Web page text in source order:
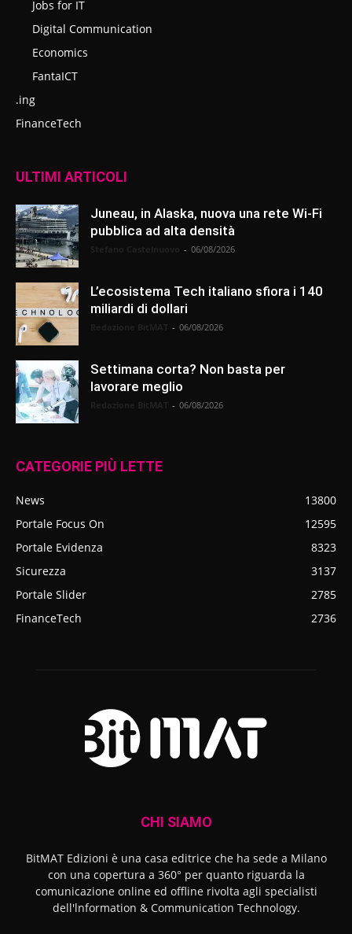
Jobs for IT
Digital Communication
Economics
FantaICT
.ing
FinanceTech
ULTIMI ARTICOLI
Juneau, in Alaska, nuova una rete Wi-Fi
pubblica ad alta densità
- 06/08/2026
L’ecosistema Tech italiano sfiora i 140
miliardi di dollari
- 06/08/2026
Settimana corta? Non basta per
lavorare meglio
- 06/08/2026
CATEGORIE PIÙ LETTE
News
13800
Portale Focus On
12595
Portale Evidenza
8323
Sicurezza
3137
Portale Slider
2785
FinanceTech
2736
CHI SIAMO
BitMAT Edizioni è una casa editrice che ha sede a Milano
con una copertura a 360° per quanto riguarda la
comunicazione online ed offline rivolta agli specialisti
dell'lnformation & Communication Technology.